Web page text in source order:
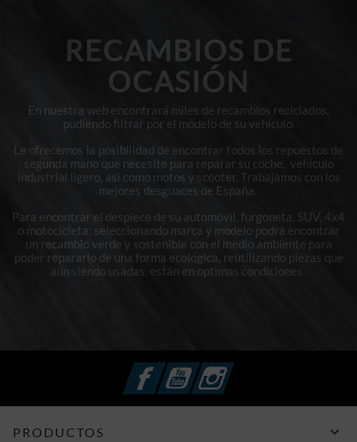
RECAMBIOS DE
OCASIÓN
En nuestra web encontrará miles de recambios reciclados,
pudiendo filtrar por el modelo de su vehículo.
Le ofrecemos la posibilidad de encontrar todos los repuestos de
segunda mano que necesite para reparar su coche, vehículo
industrial ligero, así como motos y scooter. Trabajamos con los
mejores desguaces de España.
Para encontrar el despiece de su automóvil, furgoneta, SUV, 4x4
o motocicleta; seleccionando marca y modelo podrá encontrar
un recambio verde y sostenible con el medio ambiente para
poder repararlo de una forma ecológica, reutilizando piezas que
aún siendo usadas, están en optimas condiciones.
FacebookYouTubeInstagram
PRODUCTOS 